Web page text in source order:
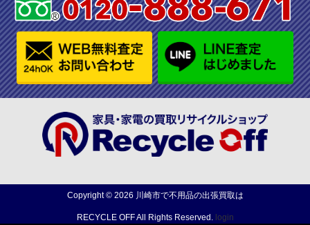
Copyright © 2026 川崎市で不用品の出張買取は
RECYCLE OFFAll Rights Reserved. login